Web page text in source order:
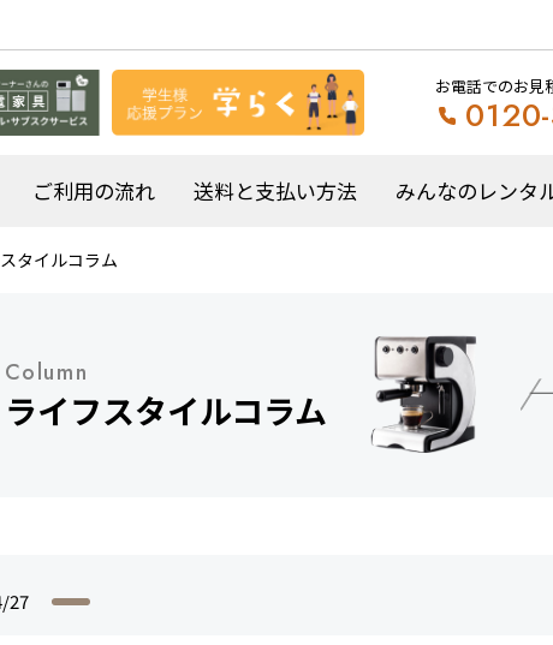
お電話でのお見
ご利用の流れ 送料と支払い方法 みんなのレンタ
タイルコラム
Column
ライフスタイルコラム
27